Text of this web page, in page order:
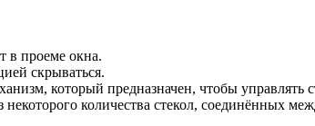
в проеме окна.
скрываться.
который предназначен, чтобы управлять
количества стекол, соединённых